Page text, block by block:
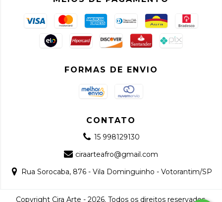
FORMAS DE ENVIO
CONTATO
15 998129130
ciraarteafro@gmail.com
Rua Sorocaba, 876 - Vila Dominguinho - Votorantim/SP
Copyright Cira Arte - 2026. Todos os direitos reservados.